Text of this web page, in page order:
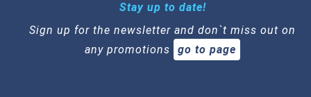
Stay up to date!
Sign up for the newsletter and don`t miss out on
any promotions
go to page